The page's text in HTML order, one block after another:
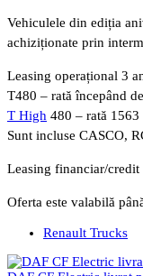
Vehiculele din ediția
achiziționate prin
Leasing operațional 3
T480 – rată începând
T High 480 – rată
Sunt incluse CASCO,
Leasing financiar/
Oferta este valabilă
Renault Trucks